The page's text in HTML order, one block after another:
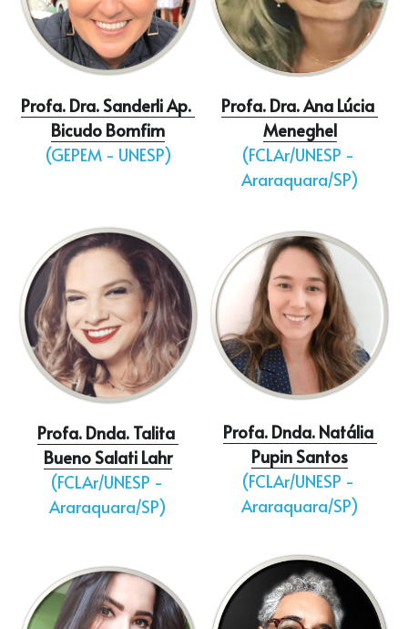
Profa. Dra. Sanderli Ap.
Bicudo Bomfim
(GEPEM - UNESP)
Profa. Dra. Ana Lúcia
Meneghel
(FCLAr/UNESP -
Araraquara/SP)
Profa. Dnda. Talita
Bueno Salati Lahr
(FCLAr/UNESP -
Araraquara/SP)
Profa. Dnda. Natália
Pupin Santos
(FCLAr/UNESP -
Araraquara/SP)